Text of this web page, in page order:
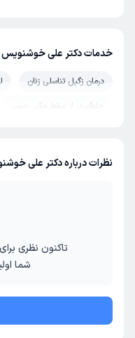
خدمات دکتر علی خوشنویس
درمان زگیل تناسلی زنان
جلوگیری از سقط مکرر جنین
نظرات درباره دکتر علی
تاکنون نظری
شما